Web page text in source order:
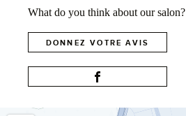
What do you think about our salon?
DONNEZ VOTRE AVIS